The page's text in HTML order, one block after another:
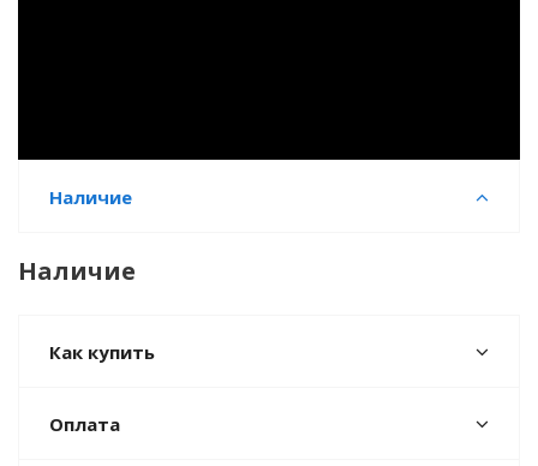
Наличие
Наличие
Как купить
Оплата